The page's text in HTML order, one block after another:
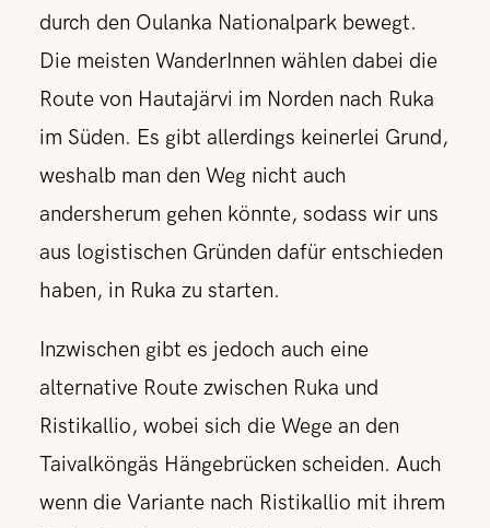
durch den Oulanka Nationalpark bewegt.
Die meisten WanderInnen wählen dabei die
Route von Hautajärvi im Norden nach Ruka
im Süden. Es gibt allerdings keinerlei Grund,
weshalb man den Weg nicht auch
andersherum gehen könnte, sodass wir uns
aus logistischen Gründen dafür entschieden
haben, in Ruka zu starten.
Inzwischen gibt es jedoch auch eine
alternative Route zwischen Ruka und
Ristikallio, wobei sich die Wege an den
Taivalköngäs Hängebrücken scheiden. Auch
wenn die Variante nach Ristikallio mit ihrem